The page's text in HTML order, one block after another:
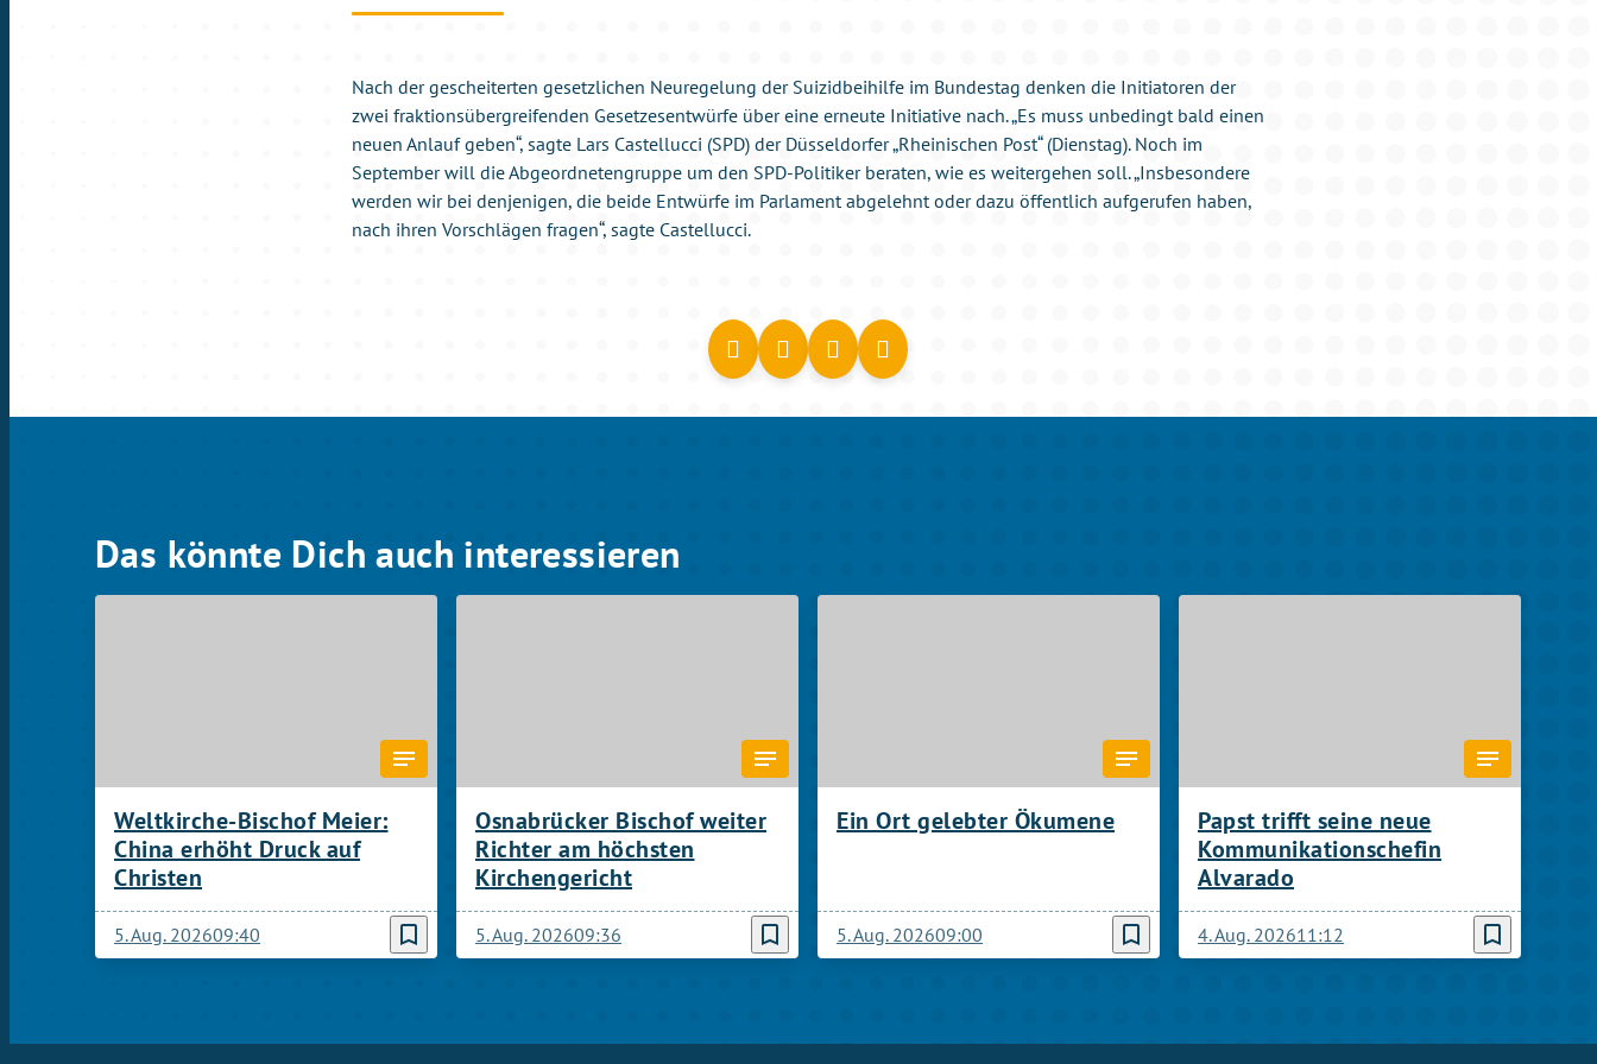
Nach der gescheiterten gesetzlichen Neuregelung der Suizidbeihilfe im Bundestag denken die Initiatoren der
zwei fraktionsübergreifenden Gesetzesentwürfe über eine erneute Initiative nach. „Es muss unbedingt bald einen
neuen Anlauf geben“, sagte Lars Castellucci (SPD) der Düsseldorfer „Rheinischen Post“ (Dienstag). Noch im
September will die Abgeordnetengruppe um den SPD-Politiker beraten, wie es weitergehen soll. „Insbesondere
werden wir bei denjenigen, die beide Entwürfe im Parlament abgelehnt oder dazu öffentlich aufgerufen haben,
nach ihren Vorschlägen fragen“, sagte Castellucci.
Das könnte Dich auch interessieren
Weltkirche-Bischof Meier:
China erhöht Druck auf
Christen
5. Aug. 202609:40 bookmark_border
Osnabrücker Bischof weiter
Richter am höchsten
Kirchengericht
5. Aug. 202609:36 bookmark_border
Ein Ort gelebter Ökumene
5. Aug. 202609:00 bookmark_border
Papst trifft seine neue
Kommunikationschefin
Alvarado
4. Aug. 202611:12 bookmark_border